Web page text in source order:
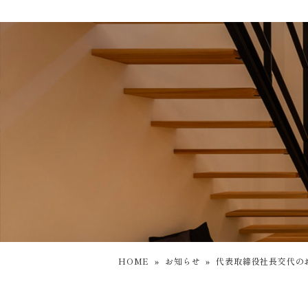
HOME » お知らせ »代表取締役社長交代の